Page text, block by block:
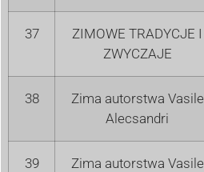
37
ZIMOWE TRADYCJE I
ZWYCZAJE
38
Zima autorstwa Vasile
Alecsandri
39
Zima autorstwa Vasile